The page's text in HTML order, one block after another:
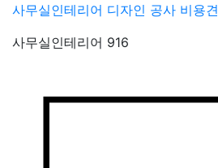
Skip
content
사무실인테리어 디자인 공사 비용
사무실인테리어 916